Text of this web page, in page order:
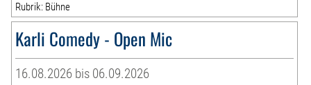
Rubrik: Bühne
Karli Comedy - Open Mic
16.08.2026 bis 06.09.2026